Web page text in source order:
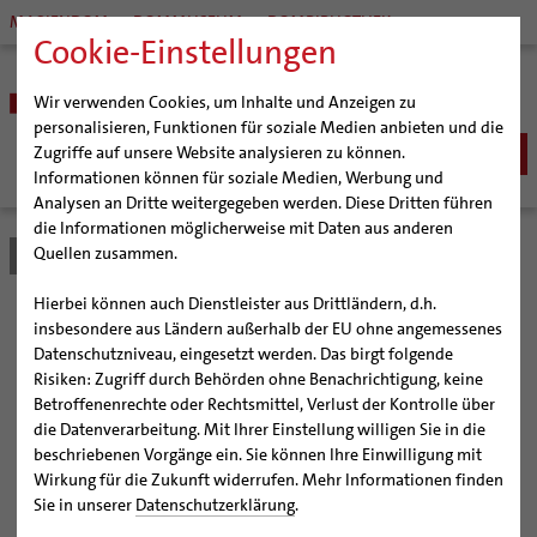
Cookie-Einstellungen
Wir verwenden Cookies, um Inhalte und Anzeigen zu
personalisieren, Funktionen für soziale Medien anbieten und die
Zugriffe auf unsere Website analysieren zu können.
Informationen können für soziale Medien, Werbung und
Analysen an Dritte weitergegeben werden. Diese Dritten führen
die Informationen möglicherweise mit Daten aus anderen
Quellen zusammen.
Hierbei können auch Dienstleister aus Drittländern, d.h.
insbesondere aus Ländern außerhalb der EU ohne angemessenes
Datenschutzniveau, eingesetzt werden. Das birgt folgende
Risiken: Zugriff durch Behörden ohne Benachrichtigung, keine
Betroffenenrechte oder Rechtsmittel, Verlust der Kontrolle über
die Datenverarbeitung. Mit Ihrer Einstellung willigen Sie in die
beschriebenen Vorgänge ein. Sie können Ihre Einwilligung mit
Wirkung für die Zukunft widerrufen. Mehr Informationen finden
Sie in unserer Datenschutzerklärung.
MARIENDOM DOMMUSEUM DOMBIBLIOTHEK
BISTUM
Bischöfe
Weihbischof Dr. Martin Marahrens
Bischof em. Norbert Trelle
Weihbischof em. Bongartz
Weihbischof em. Schwerdtfeger
Weihbischof em. Koitz
Bischof em. Dr. Wüstenberg
Generalvikariat
Gremien
Diözesangericht
Gemeindegremien
Pfarrgemeinden
Hildesheimer Dom
Virtueller Rundgang durch den Dom
Tausendjähriger Rosenstock
Die Hildesheimer Dommusik
Wallfahrten | Pilgern
Termine Wallfahrten und Pilgern
Jakobswege im Bistum Hildesheim
Veranstaltungen
Strategieprozess
Jugend
Bistum Hildesheim
Eine Säule zwischen zwei
Deckeln
Ein neues Buch widmet sich der berühmten
Christussäule von Bischof Bernward